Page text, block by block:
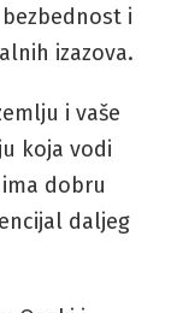
i
izazova.
i vaše
koja vodi
dobru
daljeg